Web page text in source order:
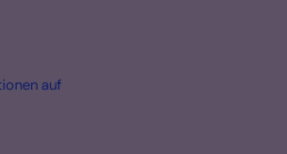
auf: